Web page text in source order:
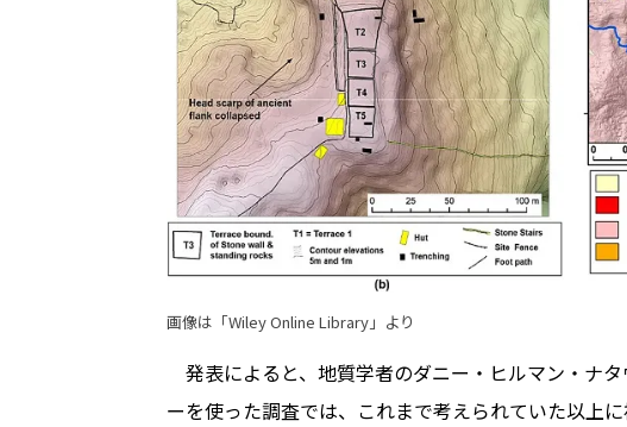
画像は「Wiley Online Library」より
発表によると、地質学者のダニー・ヒルマン・ナ
ーを使った調査では、これまで考えられていた以上